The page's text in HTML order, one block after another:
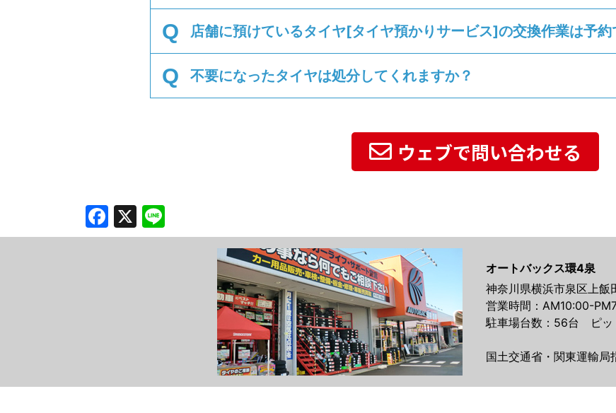
Q 店舗に預けているタイヤ[タイヤ預かりサービス]の交換作業は予約
Q 不要になったタイヤは処分してくれますか？
ウェブで問い合わせる
Facebook
X
オートバックス環4泉
神奈川県横浜市泉区上飯
営業時間：AM10:00-
駐車場台数：56台 ピッ
国土交通省・関東運輸局